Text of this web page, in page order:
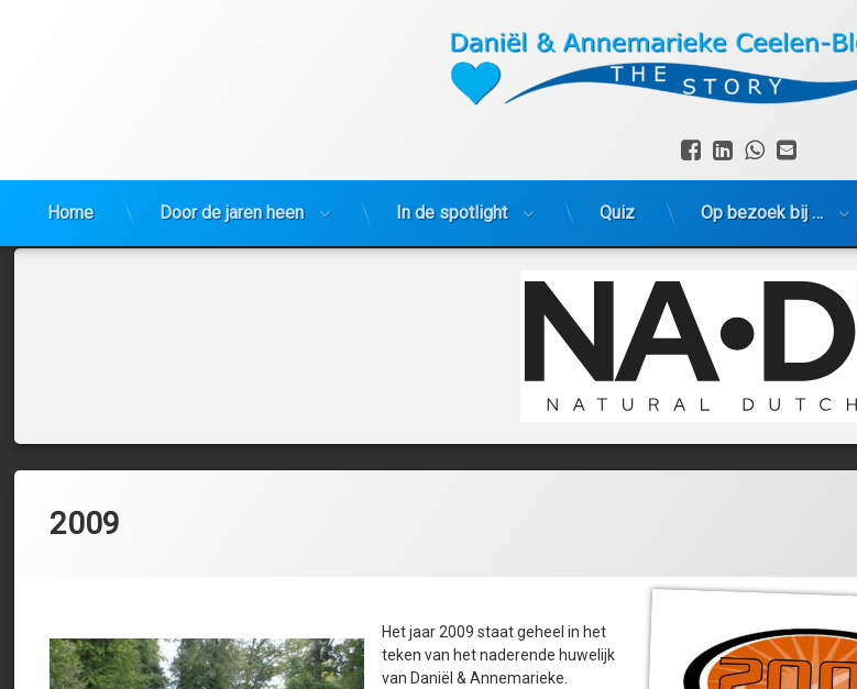
Facebook
LinkedIn
WhatsApp
E-mail
Home Door de jaren heen In de spotlight Quiz Op bezoek bij …
2009
Het jaar 2009 staat geheel in het
teken van het naderende huwelijk
van Daniël & Annemarieke.